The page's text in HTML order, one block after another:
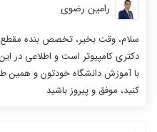
رامین رضوی
سلام، وقت بخیر، تخصص بنده
دکتری کامپیوتر است و اطلاعی در
با آموزش دانشگاه خودتون و همین
کنید، موفق و پیروز باشید